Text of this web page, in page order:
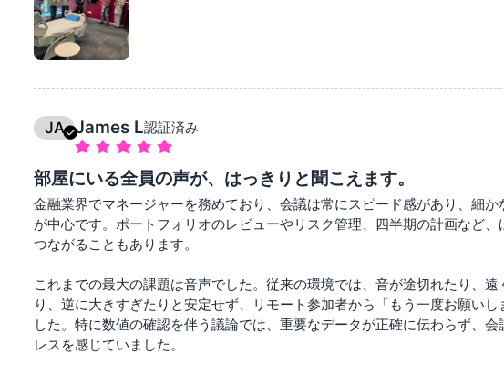
自然に聞き取れます。同時に、4K映像も非常に鮮明で自然な印象です。「
が社内からも上がり、久しぶりに落ち着いて集中できる会議環境が戻ってき
ケーションが取れます。
特に良いと感じた点：
クリアで安定した音声：聞き返しやノイズのストレスがなく、自然な会話が
高精細な4K映像：発言者や資料がはっきり見え、会議の質が向上
プロフェッショナルな印象：特別な設定なしで、落ち着いた信頼感のある映
簡単なセットアップ：接続してすぐに使用可能
値のある選択だと思います。
JA James L認証済み
部屋にいる全員の声が、はっきりと聞こえます。
金融業界でマネージャーを務めており、会議は常にスピード感があり、細
が中心です。ポートフォリオのレビューやリスク管理、四半期の計画など
つながることもあります。
これまでの最大の課題は音声でした。従来の環境では、音が途切れたり、
り、逆に大きすぎたりと安定せず、リモート参加者から「もう一度お願い
した。特に数値の確認を伴う議論では、重要なデータが正確に伝わらず、
レスを感じていました。